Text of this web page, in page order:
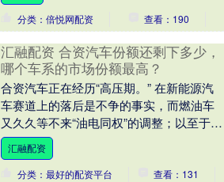
分类：倍悦网配资
查看：190
汇融配资 合资汽车份额还剩下多少，
哪个车系的市场份额最高？
合资汽车正在经历“高压期。” 在新能源汽
车赛道上的落后是不争的事实，而燃油车
又久久等不来“油电同权”的调整；以至于车
辆大都需要以价换量，可是长期的以价换
量又难免....
汇融配资
分类：最好的配资平台
查看：131